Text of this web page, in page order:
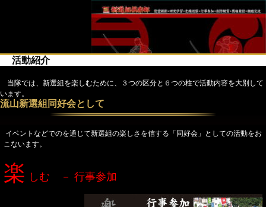
活動紹介
当隊では、新選組を楽しむために、３つの区分と６つの柱で活動内容を大別して
います。
流山新選組同好会として
イベントなどでのを通じて新選組の楽しさを信する「同好会」としての活動をお
こないます。
楽 しむ － 行事参加